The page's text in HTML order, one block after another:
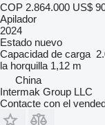
COP 2.864.000 US$
Apilador
2024
Estado nuevo
Capacidad de carga
la horquilla 1,12 m
China
Intermak Group LLC
Contacte con el